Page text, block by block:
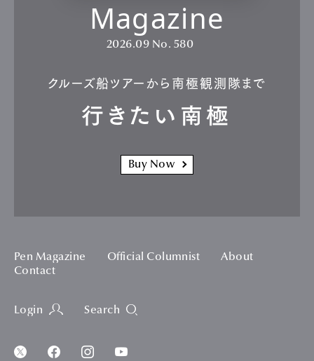
Magazine
2026.09 No. 580
クルーズ船ツアーから南極観測隊まで
行きたい南極
Buy Now
Pen Magazine Official Columnist
About
Contact
Login Search